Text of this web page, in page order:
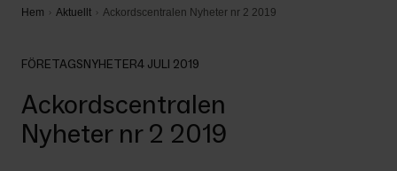
Hem Aktuellt Ackordscentralen Nyheter nr 2 2019
FÖRETAGSNYHETER4 JULI 2019
Ackordscentralen
Nyheter nr 2 2019